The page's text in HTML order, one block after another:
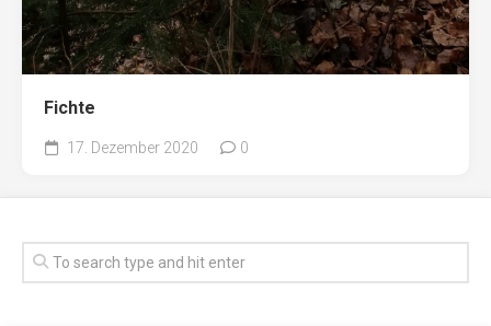
Fichte
17. Dezember 2020 0